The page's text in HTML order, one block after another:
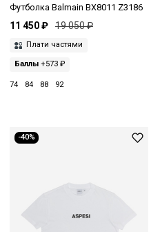
Футболка Balmain BX8011 Z3186
11 450 ₽ 19 050 ₽
Плати частями
Баллы +573 ₽
74 84 88 92
-40%